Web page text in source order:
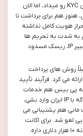
بالایی داره. قبلاً اجازه خرید و فروش بدون KYC رو میداد، اما الان
هنوز هم برای برداشت تا
احراز هویت کامل نداشته
به شدت به تحریم ها
پایبنده و استفاده ازش بدون ابزارهای تغییر IP، ریسک مسدود
۲۰۱۴ فعاله و قبلاً روش های پرداخت
می کرد. فرآیند تأیید
پی بیس هم خدمات
خودش رو برای ایرانی ها محدود کرده و اگه با IP ایران وارد بشی،
مانی هم پشتیبانی می
لغو شد. برای اکانت